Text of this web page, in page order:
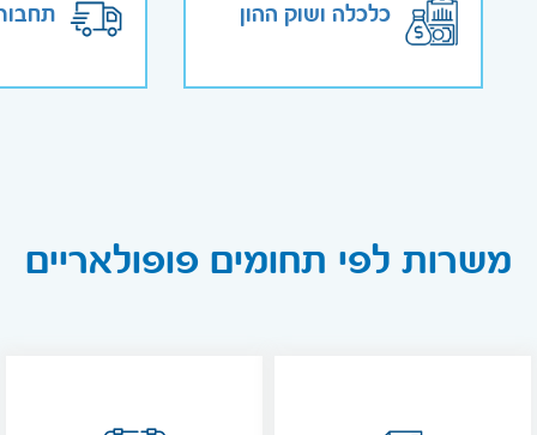
כלכלה ושוק ההון
משרות לפי תחומים פופולאריים